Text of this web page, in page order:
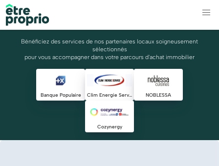
Bénéficiez des services de nos partenaires locaux soigneusement
sélectionnés
pour vous accompagner dans votre parcours d'achat immobilier
Banque Populaire Clim Energie Service NOBLESSA
Cozynergy